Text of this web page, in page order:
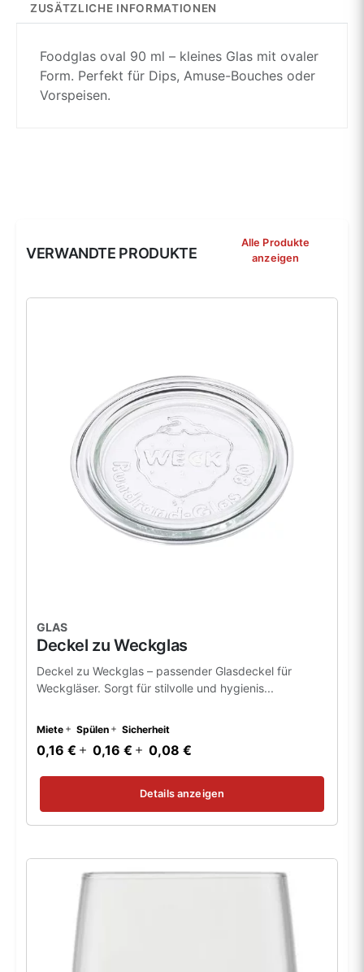
ZUSÄTZLICHE INFORMATIONEN
Foodglas oval 90 ml – kleines Glas mit ovaler
Form. Perfekt für Dips, Amuse-Bouches oder
Vorspeisen.
VERWANDTE PRODUKTE
Alle Produkte
anzeigen
GLAS
Deckel zu Weckglas
Deckel zu Weckglas – passender Glasdeckel für
Weckgläser. Sorgt für stilvolle und hygienis...
Miete Spülen Sicherheit
0,16 € 0,16 € 0,08 €
Details anzeigen